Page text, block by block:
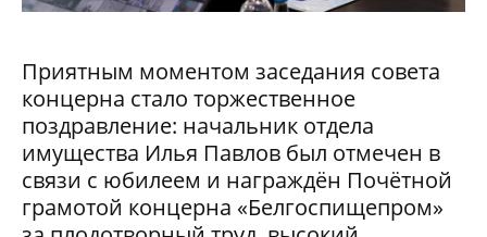
Приятным моментом заседания совета
концерна стало торжественное
поздравление: начальник отдела
имущества Илья Павлов был отмечен в
связи с юбилеем и награждён Почётной
грамотой концерна «Белгоспищепром»